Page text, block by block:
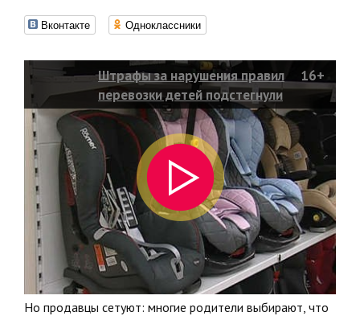
Вконтакте Одноклассники
Штрафы за нарушения правил
перевозки детей подстегнули
покупательский спрос на
автокресла
16+
Но продавцы сетуют: многие родители выбирают, что